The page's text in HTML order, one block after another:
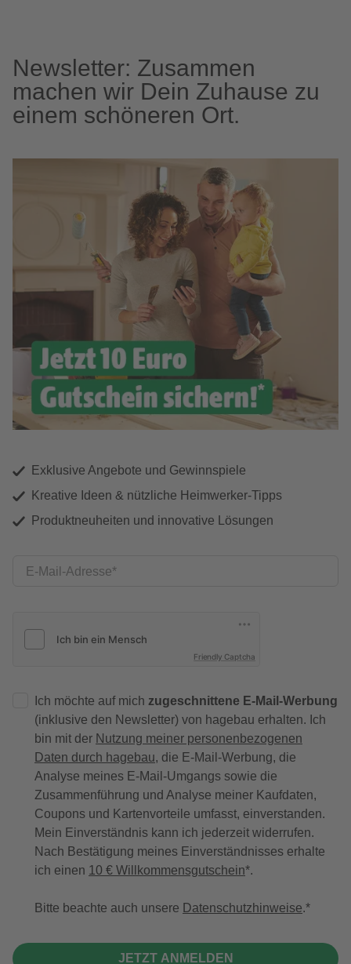
Newsletter: Zusammen
machen wir Dein Zuhause zu
einem schöneren Ort.
Exklusive Angebote und Gewinnspiele
Kreative Ideen & nützliche Heimwerker-Tipps
Produktneuheiten und innovative Lösungen
E-Mail-Adresse
Friendly Captcha
Ich möchte auf mich zugeschnittene E-Mail-Werbung
(inklusive den Newsletter) von hagebau erhalten. Ich
bin mit der Nutzung meiner personenbezogenen
Daten durch hagebau, die E-Mail-Werbung, die
Analyse meines E-Mail-Umgangs sowie die
Zusammenführung und Analyse meiner Kaufdaten,
Coupons und Kartenvorteile umfasst, einverstanden.
Mein Einverständnis kann ich jederzeit widerrufen.
Nach Bestätigung meines Einverständnisses erhalte
ich einen 10 € Willkommensgutschein*.
Bitte beachte auch unsere Datenschutzhinweise.
JETZT ANMELDEN